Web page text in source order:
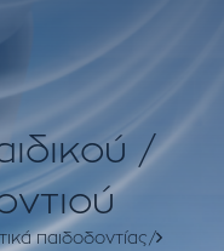
/
παιδοδοντίας